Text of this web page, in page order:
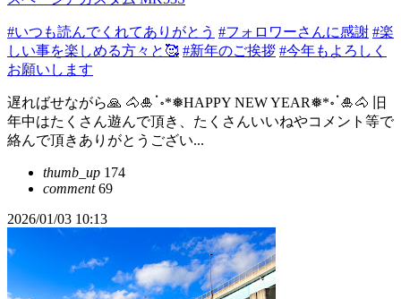
#いつも読んでくれてありがとう #フォロワーさんに感謝 #楽
しい事を楽しめる方々と🥰 #新年のご挨拶 #今年もよろしく
お願いします
遅ればせながら🙏 🐴🎍ॱ॰*❅HAPPY NEW YEAR❅*॰ॱ🎍🐴 旧
年中はたくさん遊んで頂き、たくさんいいねやコメント等で
絡んで頂きありがとうござい...
thumb_up 174
comment69
2026/01/03 10:13